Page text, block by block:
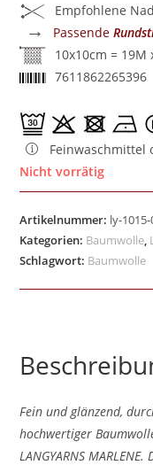
Empfohlene
→ Passende
10x10cm = 19M
7611862265396
Feinwaschmittel
Nicht vorrätig
Artikelnummer: ly-
Kategorien: Baumwolle
Schlagwort: Baumwolle
Fein und glänzend,
hochwertiger
LANGYARNS